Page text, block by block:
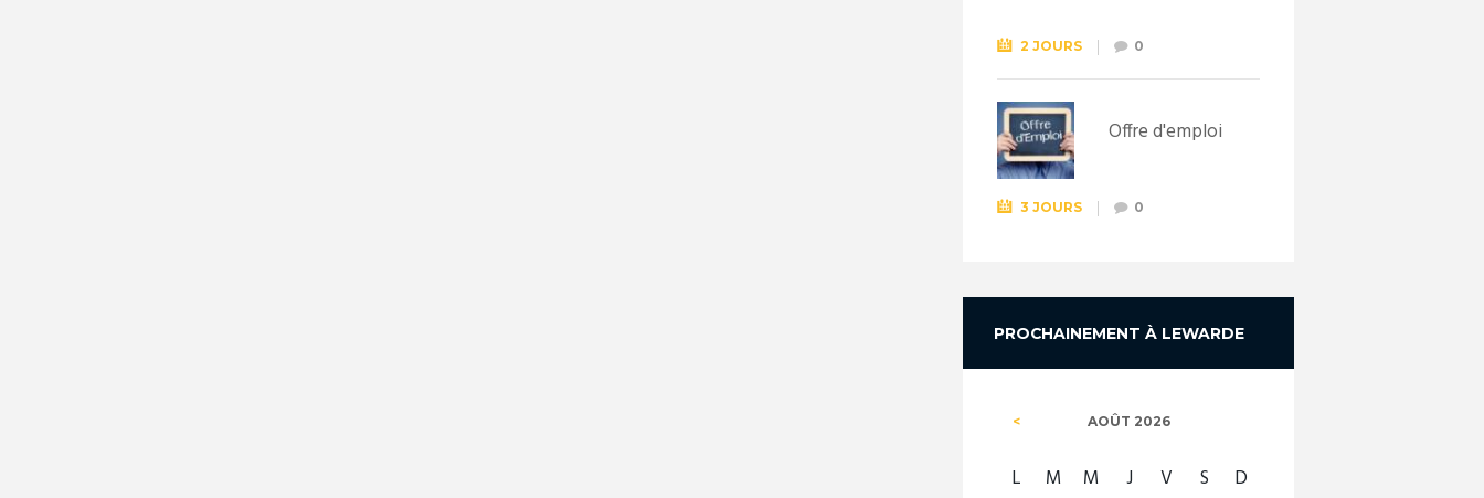
2 JOURS 0
Offre d'emploi
3 JOURS 0
PROCHAINEMENT À LEWARDE
AOÛT 2026
L M M J V S
D